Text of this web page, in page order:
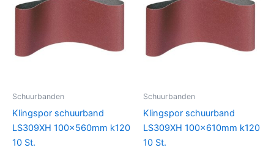
Schuurbanden
Klingspor schuurband
LS309XH 100x560mm k120
10 St.
Schuurbanden
Klingspor schuurband
LS309XH 100x610mm k120
10 St.